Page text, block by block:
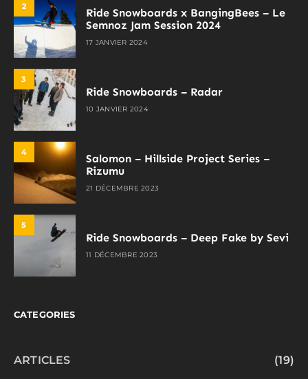
2
Ride Snowboards x BangingBees – Le
Semnoz Jam Session 2024
17 JANVIER 2024
3
Ride Snowboards – Radar
10 JANVIER 2024
4
Salomon – Hillside Project Series –
Rizumu
21 DÉCEMBRE 2023
5
Ride Snowboards – Deep Fake by Sevi
11 DÉCEMBRE 2023
CATEGORIES
ARTICLES (19)